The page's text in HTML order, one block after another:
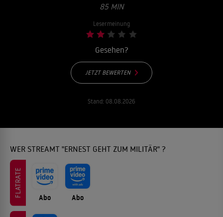
85 MIN
Lesermeinung
Gesehen?
JETZT BEWERTEN
Stand: 08.08.2026
WER STREAMT "ERNEST GEHT ZUM MILITÄR" ?
FLATRATE Abo Abo